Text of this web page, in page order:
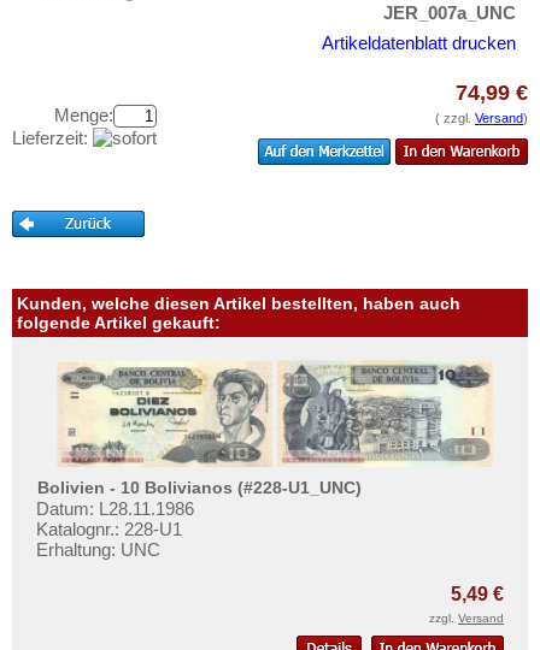
Malta
Mazedonien
Moldawien
Niederlande
Nordirland
Norwegen
Österreich
Polen
Portugal
Rumänien
Russland
Aufbewahrung
Ihre Bewertungen
Informationen
Ankauf
Erhaltungsgrade
Gratisbanknoten
FAQ
Mehr über...
JER_007a_UNC
Artikeldatenblatt drucken
Menge:
Lieferzeit:
74,99 €
( zzgl. Versand)
Kunden, welche diesen Artikel bestellten, haben auch
folgende Artikel gekauft:
Bolivien - 10 Bolivianos (#228-U1_UNC)
Datum: L28.11.1986
Katalognr.: 228-U1
Erhaltung: UNC
5,49 €
zzgl. Versand